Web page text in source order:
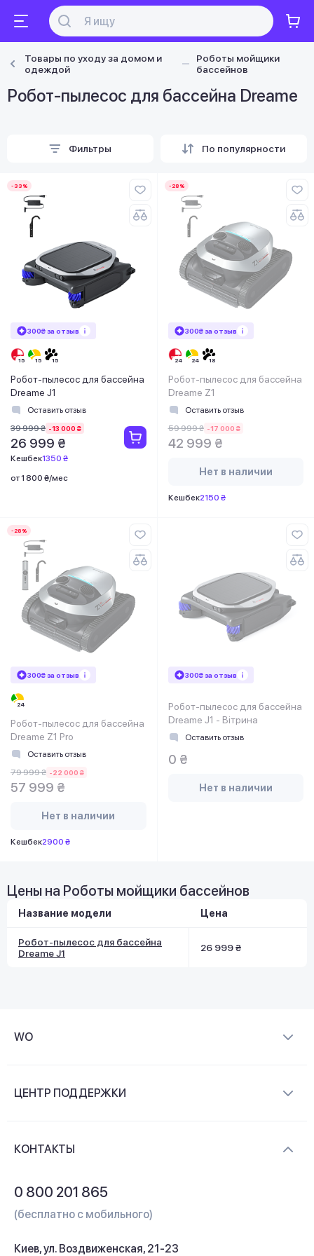
Товары по уходу за домом и
одеждой
Роботы мойщики
бассейнов
Робот-пылесос для бассейна Dreame
Фильтры По популярности
-33%
300₴ за отзыв
Робот-пылесос для бассейна
Dreame J1
Оставить отзыв
39 999 ₴ -13 000 ₴
26 999 ₴
Кешбек1350 ₴
от 1 800 ₴/мес
-28%
300₴ за отзыв
Робот-пылесос для бассейна
Dreame Z1
Оставить отзыв
59 999 ₴ -17 000 ₴
42 999 ₴
Нет в наличии
Кешбек2150 ₴
-28%
300₴ за отзыв
Робот-пылесос для бассейна
Dreame Z1 Pro
Оставить отзыв
79 999 ₴ -22 000 ₴
57 999 ₴
Нет в наличии
Кешбек2900 ₴
300₴ за отзыв
Робот-пылесос для бассейна
Dreame J1 - Вітрина
Оставить отзыв
0 ₴
Нет в наличии
Цены на Роботы мойщики бассейнов
Название модели Цена
Робот-пылесос для бассейна
Dreame J1
26 999 ₴
WO
Контакты
ЦЕНТР ПОДДЕРЖКИ
КОНТАКТЫ
0 800 201 865
(бесплатно с мобильного)
Киев, ул. Воздвиженская, 21-23